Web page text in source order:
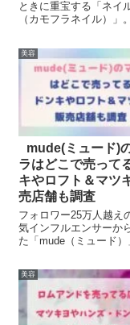
ときに重宝する「ネイ
（カモフラネイル）」
みたい！」といった要
えてくれる便利アイテ
ね♪ そんなネイル隠し
ネイル隠し(カ...
美容
mude(ミュード)
ラはどこで売って
キやロフト＆マツ
売店舗も調査
フォロワー25万人越え
気インフルエンサーか
た「mude（ミュード）
やわらかいテクスチャ
など、発売後に即完売
派コスメが勢揃い。
クのパ...
美容